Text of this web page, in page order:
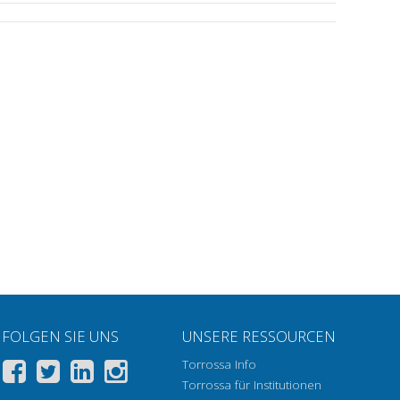
FOLGEN SIE UNS UNSERE RESSOURCEN
Torrossa Info
Torrossa für Institutionen